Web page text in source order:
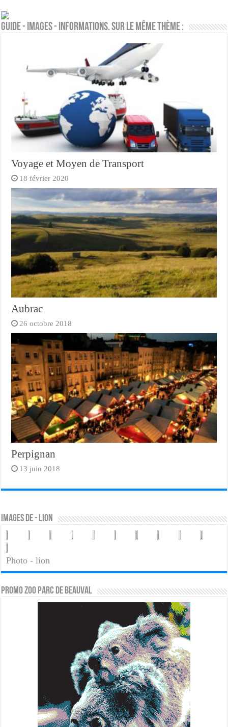
Guide - Images - Informations. Sur le même thème :
Voyage et Moyen de Transport
18 février 2020
Aubrac
26 octobre 2018
Perpignan
13 juin 2018
Images de - lion
Photo - lion
PROMO ZOO PARC DE BEAUVAL